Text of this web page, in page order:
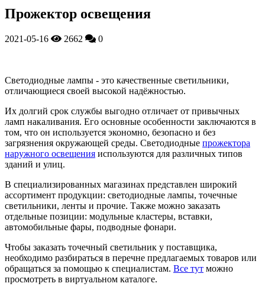
Прожектор освещения
2021-05-16 2662 0
Светодиодные лампы - это качественные светильники,
отличающиеся своей высокой надёжностью.
Их долгий срок службы выгодно отличает от привычных
ламп накаливания. Его основные особенности заключаются в
том, что он используется экономно, безопасно и без
загрязнения окружающей среды. Светодиодные прожектора
наружного освещения используются для различных типов
зданий и улиц.
В специализированных магазинах представлен широкий
ассортимент продукции: светодиодные лампы, точечные
светильники, ленты и прочие. Также можно заказать
отдельные позиции: модульные кластеры, вставки,
автомобильные фары, подводные фонари.
Чтобы заказать точечный светильник у поставщика,
необходимо разбираться в перечне предлагаемых товаров или
обращаться за помощью к специалистам. Все тут можно
просмотреть в виртуальном каталоге.